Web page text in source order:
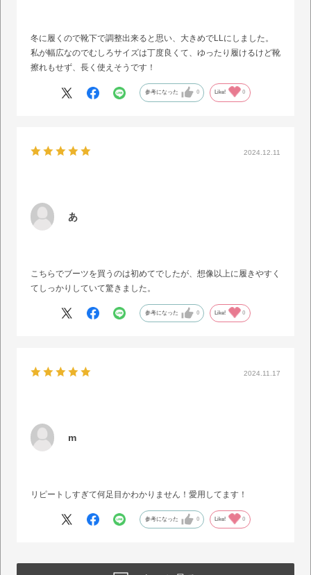
冬に履くので靴下で調整出来ると思い、大きめでLLにしました。
私が幅広なのでむしろサイズは丁度良くて、ゆったり履けるけど靴
擦れもせず、長く使えそうです！
参考になった 0 Like! 0
2024.12.11
あ
こちらでブーツを買うのは初めてでしたが、想像以上に履きやすく
てしっかりしていて驚きました。
参考になった 0 Like! 0
2024.11.17
m
リピートしすぎて何足目かわかりません！愛用してます！
参考になった 0 Like! 0